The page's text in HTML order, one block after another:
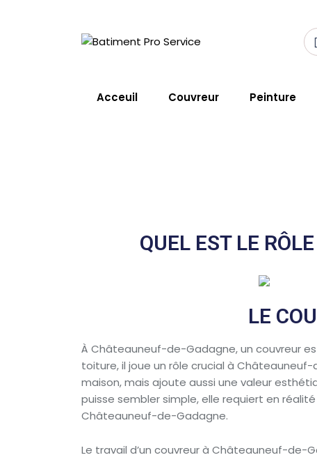
Acceuil Couvreur Peinture
Couvreur
QUEL EST LE
LE
À Châteauneuf-de-Gadagne, un couvreur
toiture, il joue un rôle crucial à
maison, mais ajoute aussi une valeur
puisse sembler simple, elle requiert en
Châteauneuf-de-Gadagne.
Le travail d’un couvreur à Châteauneuf-de-